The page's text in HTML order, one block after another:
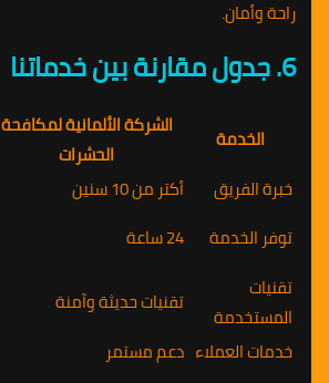
راحة وأمان.
6. جدول مقارنة بين خدماتنا
الخدمة
الشركة الألمانية لمكافحة
الحشرات
خبرة الفريق
أكتر من 10 سنين
توفر الخدمة
24 ساعة
تقنيات
المستخدمة
تقنيات حديثة وآمنة
خدمات العملاء دعم مستمر